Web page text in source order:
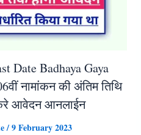
Date Badhaya Gaya
नामांकन की अंतिम तिथि
आवेदन आनलाईन
/9 February 2023